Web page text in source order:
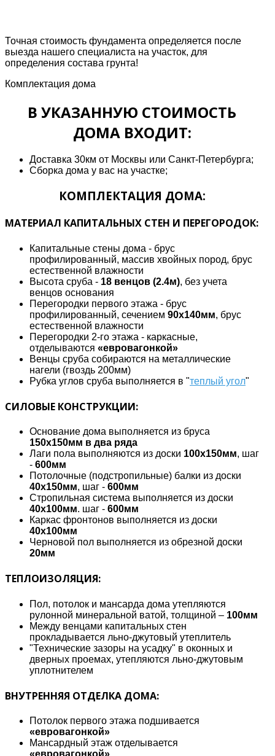
Точная стоимость фундамента определяется после
выезда нашего специалиста на участок, для
определения состава грунта!
Комплектация дома
В УКАЗАННУЮ СТОИМОСТЬ
ДОМА ВХОДИТ:
Доставка 30км от Москвы или Санкт-Петербурга;
Сборка дома у вас на участке;
КОМПЛЕКТАЦИЯ ДОМА:
МАТЕРИАЛ КАПИТАЛЬНЫХ СТЕН И ПЕРЕГОРОДОК:
Капитальные стены дома - брус
профилированный, массив хвойных пород, брус
естественной влажности
Высота сруба - 18 венцов (2.4м), без учета
венцов основания
Перегородки первого этажа - брус
профилированный, сечением 90х140мм, брус
естественной влажности
Перегородки 2-го этажа - каркасные,
отделываются «евровагонкой»
Венцы сруба собираются на металлические
нагели (гвоздь 200мм)
Рубка углов сруба выполняется в "теплый угол"
СИЛОВЫЕ КОНСТРУКЦИИ:
Основание дома выполняется из бруса
150х150мм в два ряда
Лаги пола выполняются из доски 100х150мм, шаг
- 600мм
Потолочные (подстропильные) балки из доски
40х150мм, шаг - 600мм
Стропильная система выполняется из доски
40х100мм. шаг - 600мм
Каркас фронтонов выполняется из доски
40х100мм
Черновой пол выполняется из обрезной доски
20мм
ТЕПЛОИЗОЛЯЦИЯ:
Пол, потолок и мансарда дома утепляются
рулонной минеральной ватой, толщиной – 100мм
Между венцами капитальных стен
прокладывается льно-джутовый утеплитель
"Технические зазоры на усадку" в оконных и
дверных проемах, утепляются льно-джутовым
уплотнителем
ВНУТРЕННЯЯ ОТДЕЛКА ДОМА:
Потолок первого этажа подшивается
«евровагонкой»
Мансардный этаж отделывается